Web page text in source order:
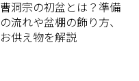
曹洞宗の初盆とは？準備
の流れや盆棚の飾り方、
お供え物を解説